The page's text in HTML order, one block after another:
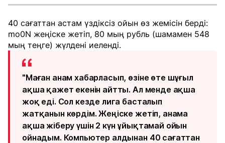
40 сағаттан астам үздіксіз ойын өз жемісін берді:
mo0N жеңіске жетіп, 80 мың рубль (шамамен 548
мың теңге) жүлдені иеленді.
"Маған анам хабарласып, өзіне өте шұғыл
ақша қажет екенін айтты. Ал менде ақша
жоқ еді. Сол кезде лига басталып
жатқанын көрдім. Жеңіске жетіп, анама
ақша жіберу үшін 2 күн ұйықтамай ойын
ойнадым. Компьютер алдынан 40 сағаттан